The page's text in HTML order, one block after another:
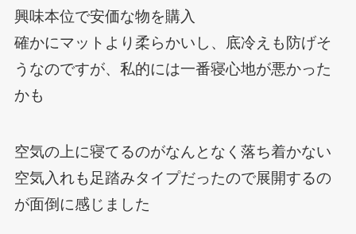
興味本位で安価な物を購入
確かにマットより柔らかいし、底冷えも防げそ
うなのですが、私的には一番寝心地が悪かった
かも
空気の上に寝てるのがなんとなく落ち着かない
空気入れも足踏みタイプだったので展開するの
が面倒に感じました